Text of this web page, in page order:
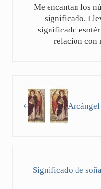
Me encantan los
significado.
significado
relación con
Significado de